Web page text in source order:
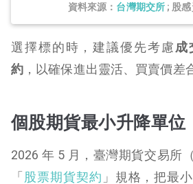
資料來源： 台灣期交所 ; 股
選擇標的時，建議優先考慮成
約 ，以確保進出靈活、買賣價差
個股期貨最小升降單位
2026 年 5 月，臺灣期貨交易所
「 股票期貨契約 」規格，把最